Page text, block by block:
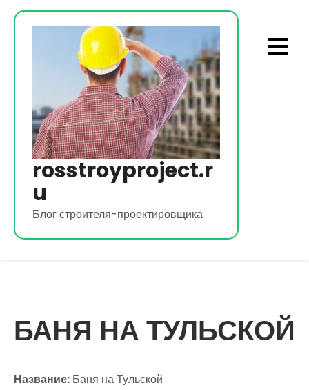
Перейти
rosstroyproject.r
u
Блог строителя-проектировщика
БАНЯ НА ТУЛЬСКОЙ
Название: Баня на Тульской